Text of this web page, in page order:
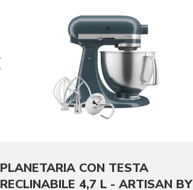
PLANETARIA CON TESTA
RECLINABILE 4,7 L - ARTISAN BY